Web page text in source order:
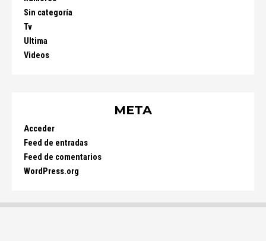
Sin categoría
Tv
Ultima
Videos
META
Acceder
Feed de entradas
Feed de comentarios
WordPress.org